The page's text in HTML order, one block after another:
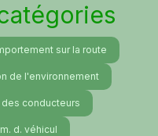
sur la route
de l'environnement
conducteurs
d. véhicul